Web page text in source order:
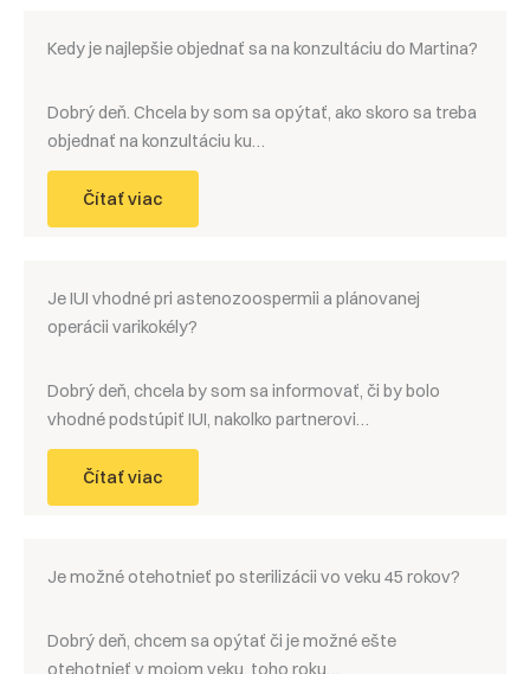
Kedy je najlepšie objednať sa na konzultáciu do Martina?
Dobrý deň. Chcela by som sa opýtať, ako skoro sa treba
objednať na konzultáciu ku…
Čítať viac
Je IUI vhodné pri astenozoospermii a plánovanej
operácii varikokély?
Dobrý deň, chcela by som sa informovať, či by bolo
vhodné podstúpiť IUI, nakolko partnerovi…
Čítať viac
Je možné otehotnieť po sterilizácii vo veku 45 rokov?
Dobrý deň, chcem sa opýtať či je možné ešte
otehotnieť v mojom veku, toho roku…